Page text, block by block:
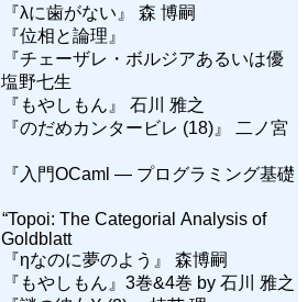
『λに歯がない』 森 博嗣
『位相と論理』
『チェーザレ・ボルジアあるいは優
野七生
『もやしもん』 石川 雅之
『のだめカンタービレ (18)』 二ノ宮
『入門OCaml — プログラミング基礎
“Topoi: The Categorial Analysis of
『ηなのに夢のよう』 森博嗣
『もやしもん』3巻&4巻 by 石川 雅之